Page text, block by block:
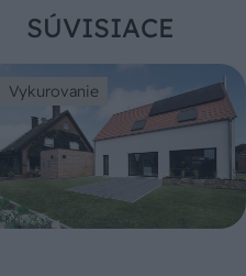
SÚVISIACE
Vykurovanie